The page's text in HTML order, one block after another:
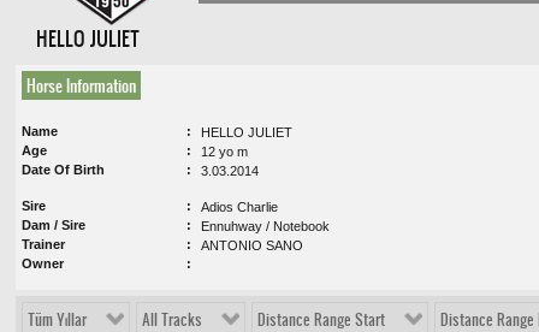
HELLO JULIET
Horse Information
Name
HELLO JULIET
Age
12 yo m
Date Of Birth
3.03.2014
Sire
Adios Charlie
Dam / Sire
Ennuhway / Notebook
Trainer
ANTONIO SANO
Owner
Tüm Yıllar All Tracks Distance Range Start Distance Range